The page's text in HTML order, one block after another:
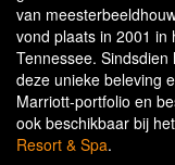
van
vond plaats in 2001 in
Tennessee.
deze unieke beleving
Marriott-portfolio en
ook beschikbaar bij het
Resort & Spa.